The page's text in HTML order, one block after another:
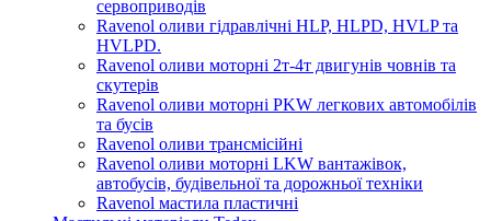
сервоприводів
Ravenol оливи гідравлічні HLP, HLPD, HVLP та
HVLPD.
Ravenol оливи моторні 2т-4т двигунів човнів та
скутерів
Ravenol оливи моторні PKW легкових автомобілів
та бусів
Ravenol оливи трансмісійні
Ravenol оливи моторні LKW вантажівок,
автобусів, будівельної та дорожньої техніки
Ravenol мастила пластичні